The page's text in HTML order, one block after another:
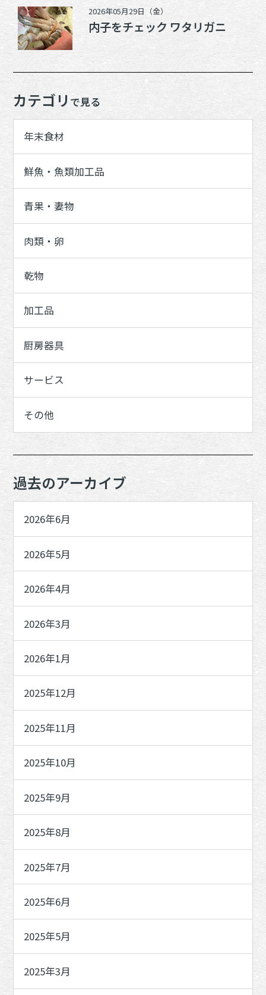
2026年05月29日（金）
内子をチェック ワタリガニ
カテゴリ で見る
年末食材
鮮魚・魚類加工品
青果・妻物
肉類・卵
乾物
加工品
厨房器具
サービス
その他
過去のアーカイブ
2026年6月
2026年5月
2026年4月
2026年3月
2026年1月
2025年12月
2025年11月
2025年10月
2025年9月
2025年8月
2025年7月
2025年6月
2025年5月
2025年3月